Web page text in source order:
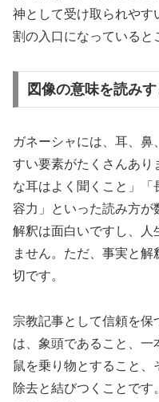
神として受け取られやす
割の入口になっていると
図像の意味を読み
ガネーシャには、耳、
すい要素がたくさんあり
な耳はよく聞くこと」「
容力」といった読み方が
解釈は面白いですし、人
ません。ただ、事実と
切です。
宗教記事として信頼を
は、象頭であること、一
鼠を乗り物とすること
除去と結びつくことです